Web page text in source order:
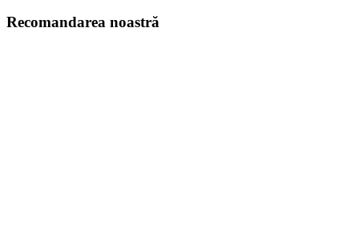
Recomandarea noastră